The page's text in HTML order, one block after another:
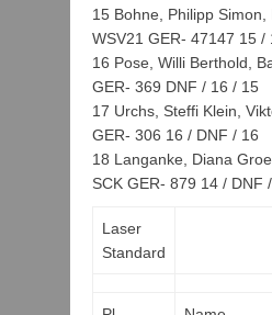
15 Bohne, Philipp Simon,
WSV21 GER- 47147 15 /
16 Pose, Willi Berthold,
GER- 369 DNF / 16 / 15
17 Urchs, Steffi Klein,
GER- 306 16 / DNF / 16
18 Langanke, Diana
SCK GER- 879 14 / DNF
Laser
Standard